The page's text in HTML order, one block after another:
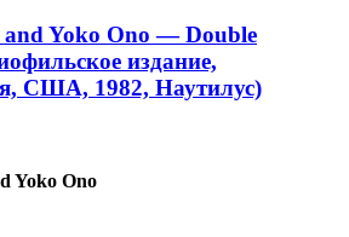
Yoko Ono — Double
издание,
США, 1982, Наутилус)
Yoko Ono